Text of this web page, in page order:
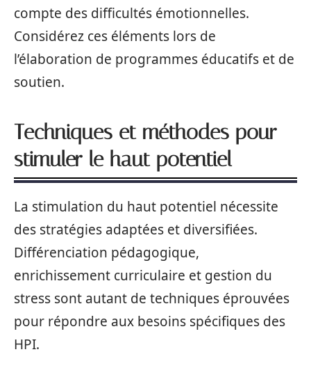
compte des difficultés émotionnelles.
Considérez ces éléments lors de
l’élaboration de programmes éducatifs et de
soutien.
Techniques et méthodes pour
stimuler le haut potentiel
La stimulation du haut potentiel nécessite
des stratégies adaptées et diversifiées.
Différenciation pédagogique,
enrichissement curriculaire et gestion du
stress sont autant de techniques éprouvées
pour répondre aux besoins spécifiques des
HPI.